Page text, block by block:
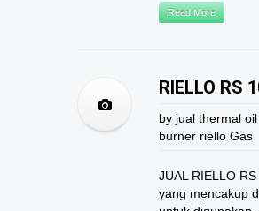
Read More
RIELLO RS
by jual thermal oil
burner riello Gas
JUAL RIELLO
yang mencakup